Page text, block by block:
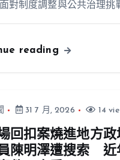
對制度調整與公共治理挑
reading
31 7 月, 2026 14
回扣案燒進地方
陳明澤遭搜索 近